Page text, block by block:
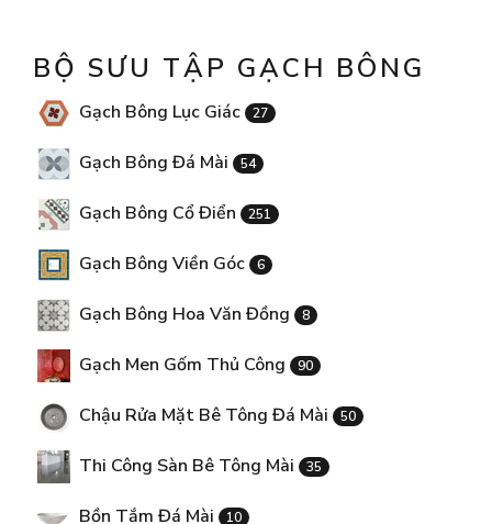
BỘ SƯU TẬP GẠCH BÔNG
Gạch Bông Lục Giác 27
Gạch Bông Đá Mài 54
Gạch Bông Cổ Điển 251
Gạch Bông Viền Góc 6
Gạch Bông Hoa Văn Đồng 8
Gạch Men Gốm Thủ Công 90
Chậu Rửa Mặt Bê Tông Đá Mài 50
Thi Công Sàn Bê Tông Mài 35
Bồn Tắm Đá Mài 10